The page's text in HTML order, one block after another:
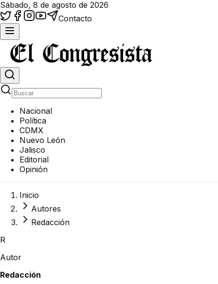
Sábado, 8 de agosto de 2026
Contacto
Nacional
Política
CDMX
Nuevo León
Jalisco
Editorial
Opinión
Inicio
Autores
Redacción
R
Autor
Redacción